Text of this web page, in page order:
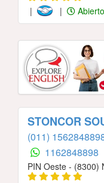
|
| Abierto
STONCOR
(011)
1162848898
PIN Oeste - (8300)